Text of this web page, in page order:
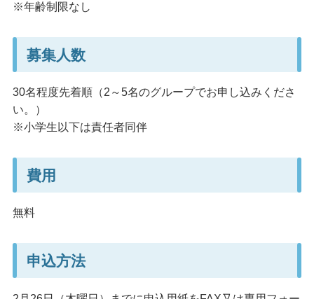
※年齢制限なし
募集人数
30名程度先着順（2～5名のグループでお申し込みくださ
い。）
※小学生以下は責任者同伴
費用
無料
申込方法